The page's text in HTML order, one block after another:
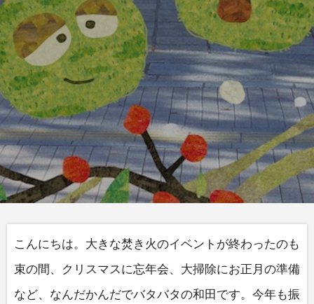
こんにちは。大きな焚き火のイベントが終わったのも
束の間、クリスマスに忘年会、大掃除にお正月の準備
など、なんだかんだでバタバタの和田です。今年も振